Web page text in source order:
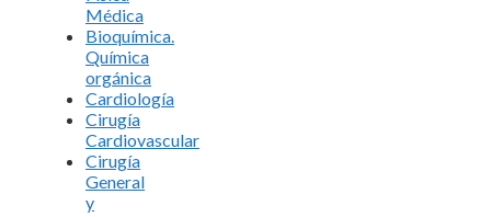
Médica
Bioquímica.
Química
orgánica
Cardiología
Cirugía
Cardiovascular
Cirugía
General
y